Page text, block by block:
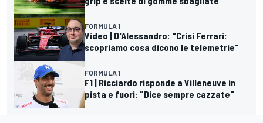
FORMULA 1
Video | D'Alessandro: "Crisi Ferrari:
scopriamo cosa dicono le telemetrie"
FORMULA 1
F1 | Ricciardo risponde a Villeneuve in
pista e fuori: "Dice sempre cazzate"